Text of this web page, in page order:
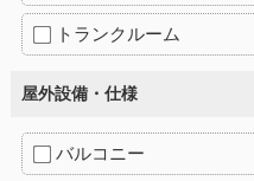
トランクルーム
屋外設備・仕様
バルコニー